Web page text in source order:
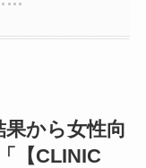
から女性向
【CLINIC